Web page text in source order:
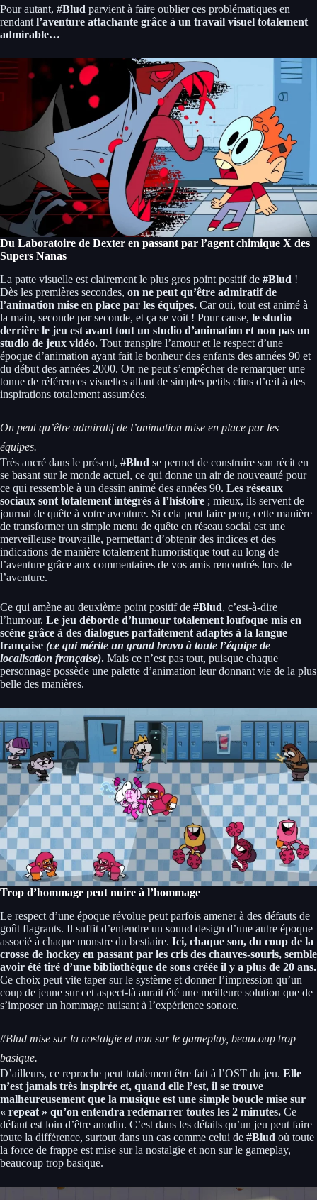
Pour autant, #Blud parvient à faire oublier ces problématiques en
rendant l’aventure attachante grâce à un travail visuel totalement
admirable…
Du Laboratoire de Dexter en passant par l’agent chimique X des
Supers Nanas
La patte visuelle est clairement le plus gros point positif de #Blud !
Dès les premières secondes, on ne peut qu’être admiratif de
l’animation mise en place par les équipes. Car oui, tout est animé à
la main, seconde par seconde, et ça se voit ! Pour cause, le studio
derrière le jeu est avant tout un studio d’animation et non pas un
studio de jeux vidéo. Tout transpire l’amour et le respect d’une
époque d’animation ayant fait le bonheur des enfants des années 90 et
du début des années 2000. On ne peut s’empêcher de remarquer une
tonne de références visuelles allant de simples petits clins d’œil à des
inspirations totalement assumées.
On peut qu’être admiratif de l’animation mise en place par les
équipes.
Très ancré dans le présent, #Blud se permet de construire son récit en
se basant sur le monde actuel, ce qui donne un air de nouveauté pour
ce qui ressemble à un dessin animé des années 90. Les réseaux
sociaux sont totalement intégrés à l’histoire ; mieux, ils servent de
journal de quête à votre aventure. Si cela peut faire peur, cette manière
de transformer un simple menu de quête en réseau social est une
merveilleuse trouvaille, permettant d’obtenir des indices et des
indications de manière totalement humoristique tout au long de
l’aventure grâce aux commentaires de vos amis rencontrés lors de
l’aventure.
Ce qui amène au deuxième point positif de #Blud, c’est-à-dire
l’humour. Le jeu déborde d’humour totalement loufoque mis en
scène grâce à des dialogues parfaitement adaptés à la langue
française (ce qui mérite un grand bravo à toute l’équipe de
localisation française). Mais ce n’est pas tout, puisque chaque
personnage possède une palette d’animation leur donnant vie de la plus
belle des manières.
Trop d’hommage peut nuire à l’hommage
Le respect d’une époque révolue peut parfois amener à des défauts de
goût flagrants. Il suffit d’entendre un sound design d’une autre époque
associé à chaque monstre du bestiaire. Ici, chaque son, du coup de la
crosse de hockey en passant par les cris des chauves-souris, semble
avoir été tiré d’une bibliothèque de sons créée il y a plus de 20 ans.
Ce choix peut vite taper sur le système et donner l’impression qu’un
coup de jeune sur cet aspect-là aurait été une meilleure solution que de
s’imposer un hommage nuisant à l’expérience sonore.
#Blud mise sur la nostalgie et non sur le gameplay, beaucoup trop
basique.
D’ailleurs, ce reproche peut totalement être fait à l’OST du jeu. Elle
n’est jamais très inspirée et, quand elle l’est, il se trouve
malheureusement que la musique est une simple boucle mise sur
« repeat » qu’on entendra redémarrer toutes les 2 minutes. Ce
défaut est loin d’être anodin. C’est dans les détails qu’un jeu peut faire
toute la différence, surtout dans un cas comme celui de #Blud où toute
la force de frappe est mise sur la nostalgie et non sur le gameplay,
beaucoup trop basique.